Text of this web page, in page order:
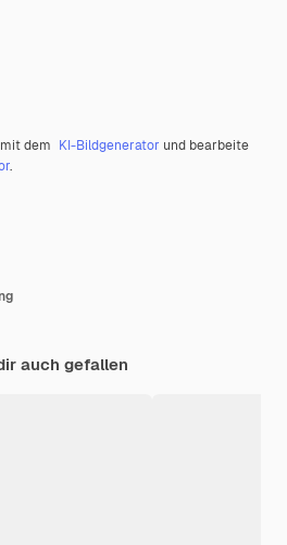
dem KI-Bildgenerator und bearbeite
.
auch gefallen